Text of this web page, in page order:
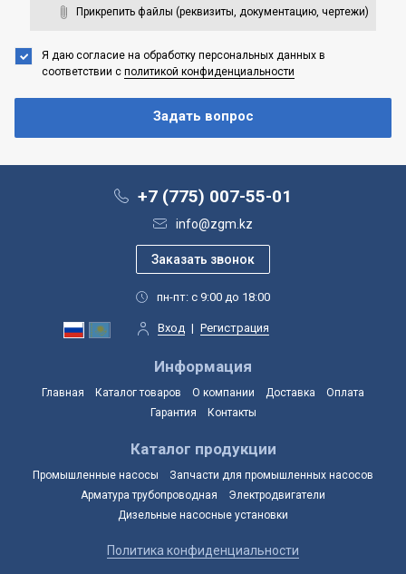
Прикрепить файлы (реквизиты, документацию, чертежи)
Я даю согласие на обработку персональных данных в
соответствии с политикой конфиденциальности
+7 (775) 007-55-01
info@zgm.kz
пн-пт: с 9:00 до 18:00
Вход | Регистрация
Информация
Главная Каталог товаров О компании Доставка
Оплата
Гарантия
Контакты
Каталог продукции
Промышленные насосы
Запчасти для промышленных насосов
Арматура трубопроводная
Электродвигатели
Дизельные насосные установки
Политика конфиденциальности